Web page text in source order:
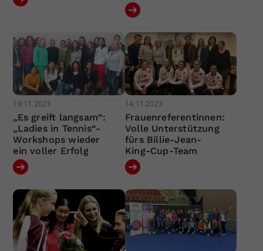
19.11.2023
„Es greift langsam“:
„Ladies in Tennis“-
Workshops wieder
ein voller Erfolg
14.11.2023
Frauenreferentinnen:
Volle Unterstützung
fürs Billie-Jean-
King-Cup-Team